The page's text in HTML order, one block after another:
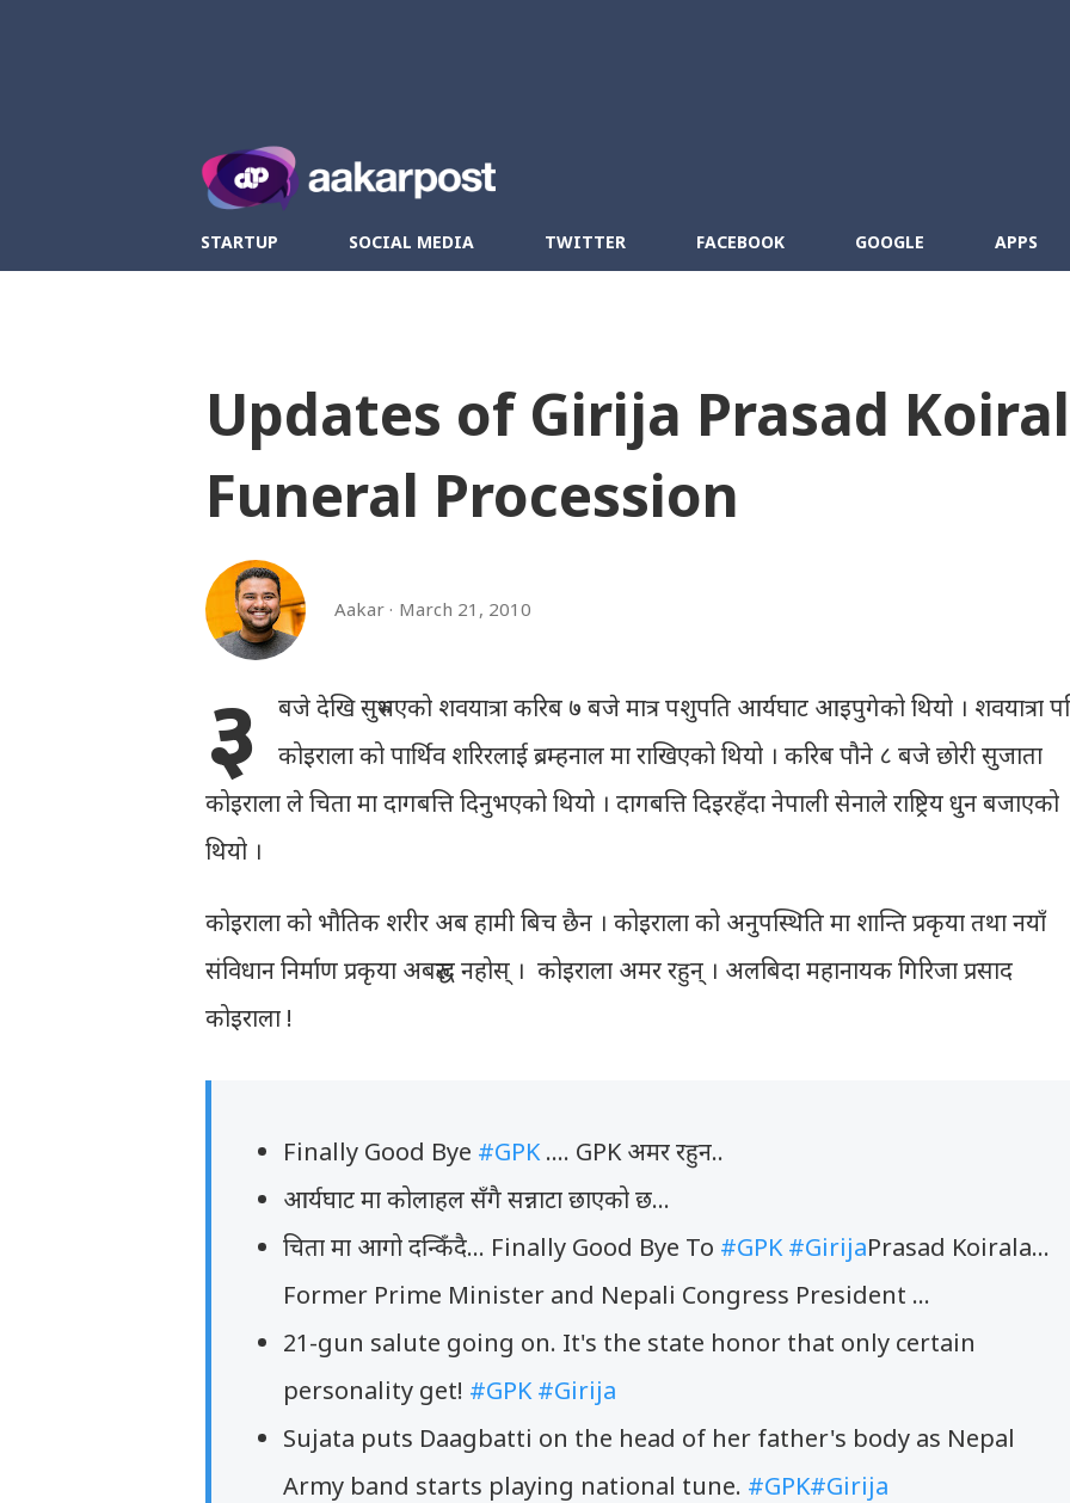
STARTUP SOCIAL MEDIA TWITTER FACEBOOK GOOGLE APPS
Updates of Girija Prasad
Funeral Procession
Aakar March 21, 2010
३
बजे देखि सुरुभएको शवयात्रा करिब ७ बजे मात्र पशुपति आर्यघाट आइपुगेको थियो । शवयात्रा
कोइराला को पार्थिव शरिरलाई ब्रम्हनाल मा राखिएको थियो । करिब पौने ८ बजे छोरी सुजाता
कोइराला ले चिता मा दागबत्ति दिनुभएको थियो । दागबत्ति दिइरहँदा नेपाली सेनाले राष्ट्रिय धुन बजाएको
थियो ।
कोइराला को भौतिक शरीर अब हामी बिच छैन । कोइराला को अनुपस्थिति मा शान्ति प्रकृया तथा नयाँ
संविधान निर्माण प्रकृया अबरुद्ध नहोस् । कोइराला अमर रहुन् । अलबिदा महानायक गिरिजा प्रसाद
कोइराला !
Finally Good Bye #GPK.... GPK अमर रहुन..
आर्यघाट मा कोलाहल सँगै सन्नाटा छाएको छ...
चिता मा आगो दन्किँदै... Finally Good Bye To #GPK #GirijaPrasad Koirala...
Former Prime Minister and Nepali Congress President ...
21-gun salute going on. It's the state honor that only certain
personality get! #GPK #Girija
Sujata puts Daagbatti on the head of her father's body as Nepal
Army band starts playing national tune. #GPK#Girija